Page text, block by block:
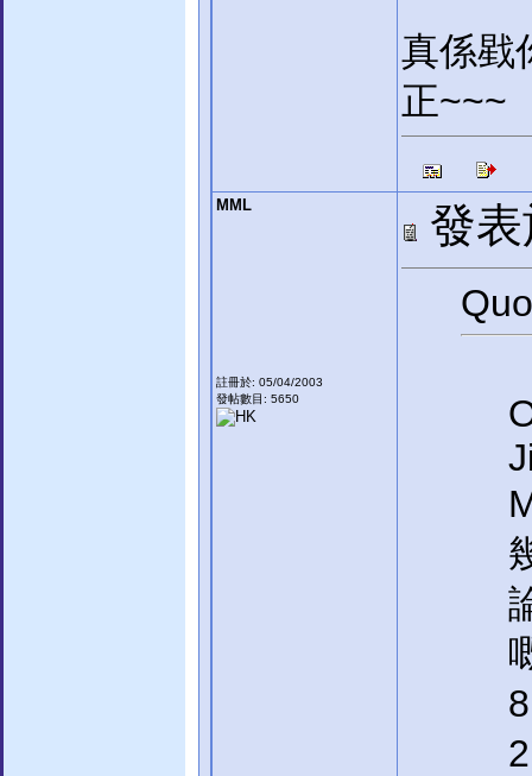
真係戥
正~~~
MML
註冊於: 05/04/2003
發帖數目: 5650
發